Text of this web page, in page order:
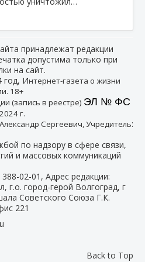
принадлежат редакции
допустима только при
на сайт.
год, Интернет-газета о жизни
18+
(запись в реестре) ЭЛ № ФС
г.
Сергеевич, Учредитель:
по надзору в сфере связи,
и массовых коммуникаций
02-01 , Адрес редакции:
г.о. город-герой Волгоград, г
Советского Союза Г.К.
221
Back to Top